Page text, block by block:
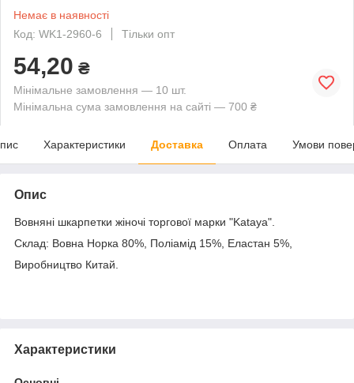
Немає в наявності
Код: WK1-2960-6
Тільки опт
54,20 ₴
Мінімальне замовлення — 10 шт.
Мінімальна сума замовлення на сайті — 700 ₴
Характеристики Доставка Оплата Умови
Опис
Вовняні шкарпетки жіночі торгової марки "Kataya".
Склад: Вовна Норка 80%, Поліамід 15%, Еластан 5%,
Виробництво Китай.
Характеристики